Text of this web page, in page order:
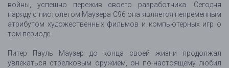
войны, успешно пережив своего разработчика. Сегодня
наряду с пистолетом Маузера C96 она является непременным
атрибутом художественных фильмов и компьютерных игр о
том периоде.
Питер Пауль Маузер до конца своей жизни продолжал
увлекаться стрелковым оружием, он по-настоящему любил